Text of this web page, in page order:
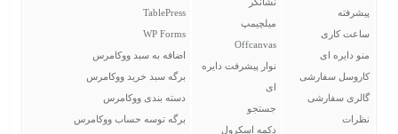
پیشرفته
ساعت کاری
منو دایره ای
کاروسل سفارشی
گالری سفارشی
نظرات
میلچیمپ
Offcanvas
نوار پیشرفت دایره
ای
جستجو
دکمه اسکرول
TablePress
WP Forms
اضافه به سبد ووکامرس
برگه سبد خرید ووکامرس
دسته بندی ووکامرس
برگه توسه حساب ووکامرس